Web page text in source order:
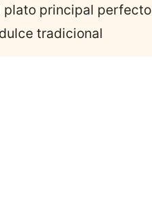
plato principal perfecto
tradicional